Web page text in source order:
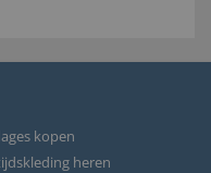
kopen
heren